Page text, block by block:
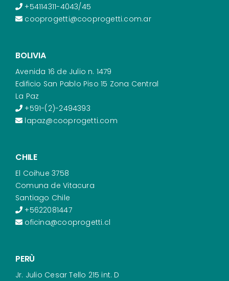
+54114311-4043/45
cooprogetti@cooprogetti.com.ar
BOLIVIA
Avenida 16 de Julio n. 1479
Edificio San Pablo Piso 15 Zona Central
La Paz
+591-(2)-2494393
lapaz@cooprogetti.com
CHILE
El Coihue 3758
Comuna de Vitacura
Santiago Chile
+5622081447
oficina@cooprogetti.cl
PERÙ
Jr. Julio Cesar Tello 215 int. D